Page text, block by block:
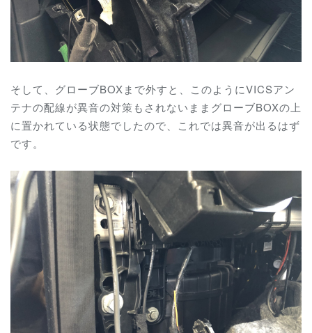
そして、グローブBOXまで外すと、このようにVICSアン
テナの配線が異音の対策もされないままグローブBOXの上
に置かれている状態でしたので、これでは異音が出るはず
です。